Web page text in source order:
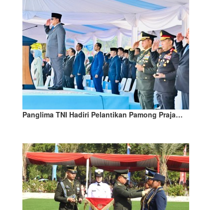
Panglima TNI Hadiri Pelantikan Pamong Praja…